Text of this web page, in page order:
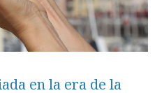
en la era de la